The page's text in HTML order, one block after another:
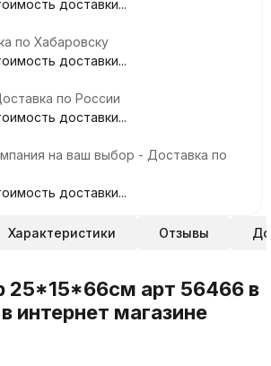
доставки...
по Хабаровску
доставки...
по России
доставки...
на ваш выбор - Доставка по
доставки...
Характеристики Отзывы
25*15*66см арт 56466 в
интернет магазине